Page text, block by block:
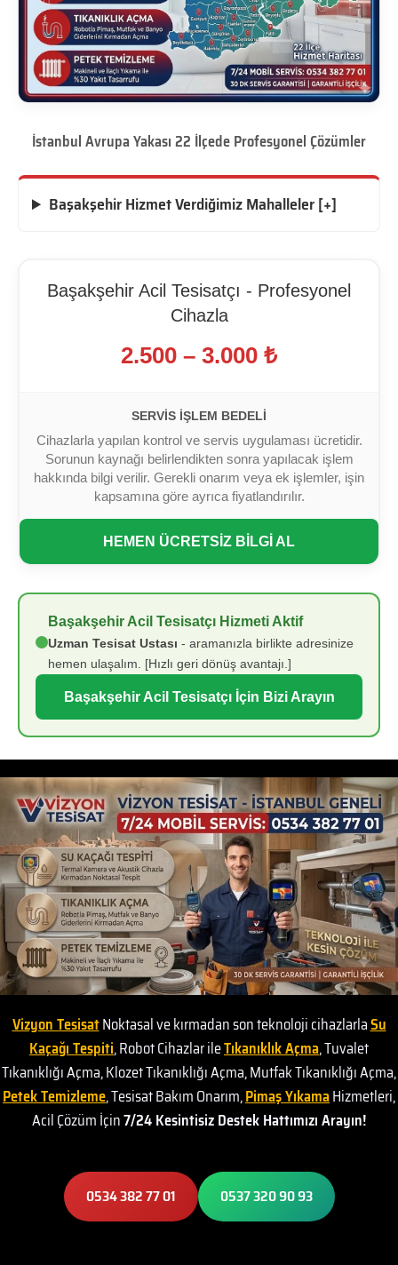
İstanbul Avrupa Yakası 22 İlçede Profesyonel Çözümler
Başakşehir Hizmet Verdiğimiz Mahalleler [+]
Başakşehir Acil Tesisatçı - Profesyonel
Cihazla
2.500 – 3.000 ₺
SERVIS İŞLEM BEDELI
Cihazlarla yapılan kontrol ve servis uygulaması ücretidir.
Sorunun kaynağı belirlendikten sonra yapılacak işlem
hakkında bilgi verilir. Gerekli onarım veya ek işlemler, işin
kapsamına göre ayrıca fiyatlandırılır.
HEMEN ÜCRETSİZ BİLGİ AL
Başakşehir Acil Tesisatçı Hizmeti Aktif
Uzman Tesisat Ustası - aramanızla birlikte adresinize
hemen ulaşalım. [Hızlı geri dönüş avantajı.]
Başakşehir Acil Tesisatçı İçin Bizi Arayın
Vizyon TesisatNoktasal ve kırmadan son teknoloji cihazlarlaSu
Kaçağı Tespiti, Robot Cihazlar ileTıkanıklık Açma, Tuvalet
Tıkanıklığı Açma, Klozet Tıkanıklığı Açma, Mutfak Tıkanıklığı Açma,
Petek Temizleme, Tesisat Bakım Onarım,Pimaş YıkamaHizmetleri,
Acil Çözüm İçin7/24 Kesintisiz Destek Hattımızı Arayın!
0534 382 77 01 0537 320 90 93